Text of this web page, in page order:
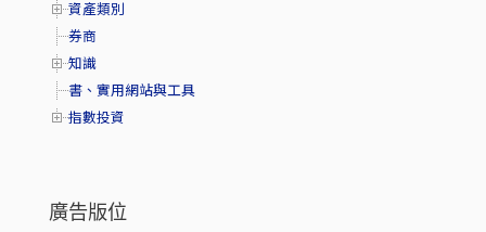
資產類別
券商
知識
書、實用網站與工具
指數投資
廣告版位